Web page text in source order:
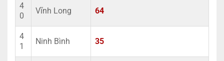
4
0
Vĩnh Long 64
4
1
Ninh Bình 35